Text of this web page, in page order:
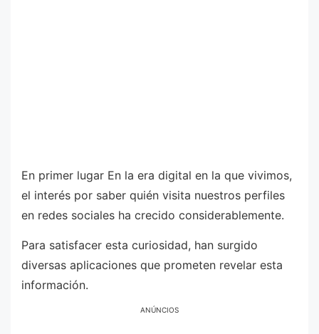
En primer lugar En la era digital en la que vivimos,
el interés por saber quién visita nuestros perfiles
en redes sociales ha crecido considerablemente.
Para satisfacer esta curiosidad, han surgido
diversas aplicaciones que prometen revelar esta
información.
ANÚNCIOS